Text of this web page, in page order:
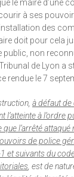
le maire d’une
à ses
des
doit pour cela
public, non
de Lyon a
rendue le 7
à défaut
l’atteinte à l’ordre
l’arrêté
de police
et suivants du
, est de